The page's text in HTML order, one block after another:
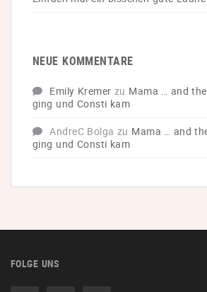
NEUE KOMMENTARE
Emily Kremer zu Mama … and
ging und Consti kam
AndreC Bolga zu Mama … and
ging und Consti kam
FOLGE UNS